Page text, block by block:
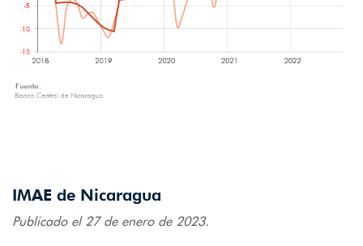
IMAE de Nicaragua
Publicado el 27 de enero de 2023.